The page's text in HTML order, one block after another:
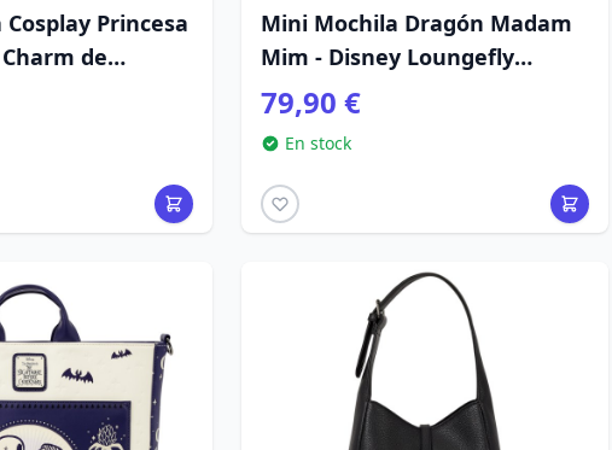
Princesa
de
Loungefly
Mini Mochila Dragón Madam
Mim - Disney Loungefly
Merlín el Encantador
79,90 €
En stock